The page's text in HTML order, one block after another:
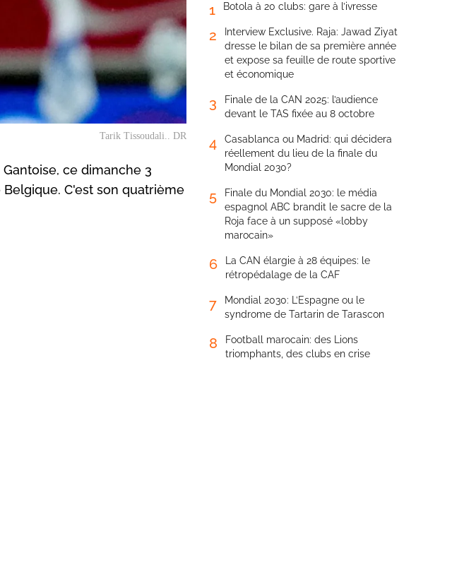
Tarik Tissoudali.. DR
ce dimanche 3
C'est son quatrième
1 Botola à 20 clubs: gare à l’ivresse
2
Interview Exclusive. Raja: Jawad Ziyat
dresse le bilan de sa première année
et expose sa feuille de route sportive
et économique
3
Finale de la CAN 2025: l’audience
devant le TAS fixée au 8 octobre
4
Casablanca ou Madrid: qui décidera
réellement du lieu de la finale du
Mondial 2030?
5
Finale du Mondial 2030: le média
espagnol ABC brandit le sacre de la
Roja face à un supposé «lobby
marocain»
6
La CAN élargie à 28 équipes: le
rétropédalage de la CAF
7
Mondial 2030: L’Espagne ou le
syndrome de Tartarin de Tarascon
8
Football marocain: des Lions
triomphants, des clubs en crise